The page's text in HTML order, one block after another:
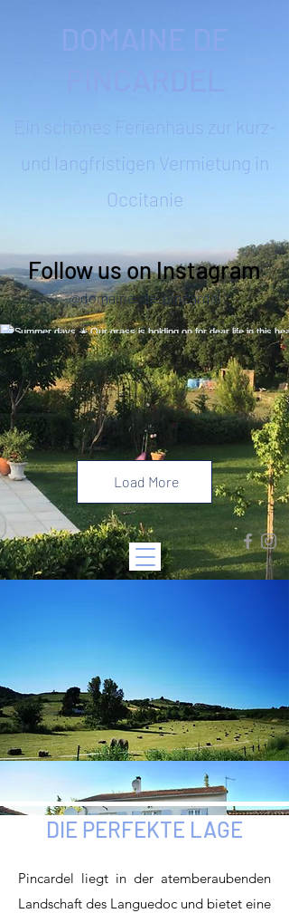
DOMAINE DE
Ein schönes Ferienhaus zur kurz-
und langfristigen Vermietung in
Occitanie
Summer days ☀️ Our grass is holding on for
dear life in this heat! Quick trip to Narbonne to
enjoy the seaside 🙌 #summerhols
#southoffrance
Follow us on Instagram
@domaine_de_pincardel
Load More
DIE PERFEKTE LAGE
Pincardel liegt in der atemberaubenden
Landschaft des Languedoc und bietet eine